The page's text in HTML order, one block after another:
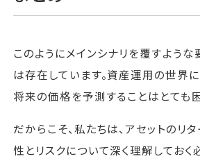
このようにメインシナリを覆すよう
は存在しています。資産運用の世界に
将来の価格を予測することはとても
だからこそ、私たちは、アセットのリ
性とリスクについて深く理解しておく